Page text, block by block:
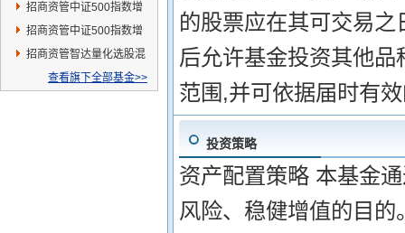
招商资管中证500指数增
强发起C
招商资管中证500指数增
强发起A
招商资管智达量化选股混
合发起A查看旗下全部基金>>
的股票应在其可交易
后允许基金投资其他
范围,并可依据届时有
投资策略
资产配置策略 本基金
风险、稳健增值的目